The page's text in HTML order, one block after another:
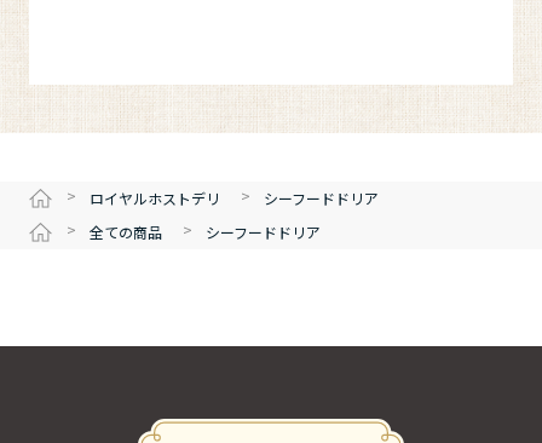
> ロイヤルホストデリ >
シーフードドリア
>
全ての商品 > シーフードドリア